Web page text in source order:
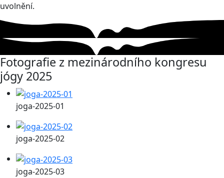
uvolnění.
Fotografie z mezinárodního kongresu
jógy 2025
joga-2025-01
joga-2025-02
joga-2025-03